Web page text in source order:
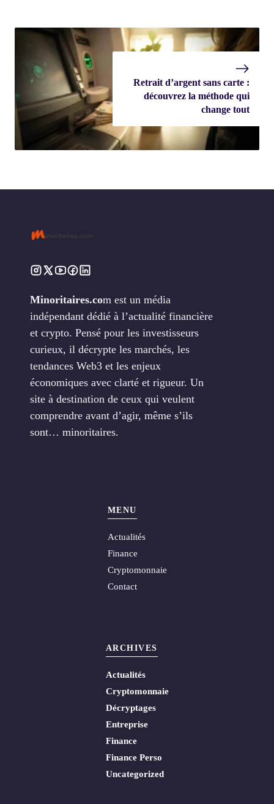
Retrait d’argent sans carte :
découvrez la méthode qui
change tout
Minoritaires.com est un média
indépendant dédié à l’actualité financière
et crypto. Pensé pour les investisseurs
curieux, il décrypte les marchés, les
tendances Web3 et les enjeux
économiques avec clarté et rigueur. Un
site à destination de ceux qui veulent
comprendre avant d’agir, même s’ils
sont… minoritaires.
MENU
Actualités
Finance
Cryptomonnaie
Contact
ARCHIVES
Actualités
Cryptomonnaie
Décryptages
Entreprise
Finance
Finance Perso
Uncategorized